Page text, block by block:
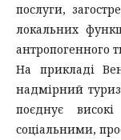
послуги,
локальних
антропогенного
На прикладі
надмірний
поєднує
соціальними,